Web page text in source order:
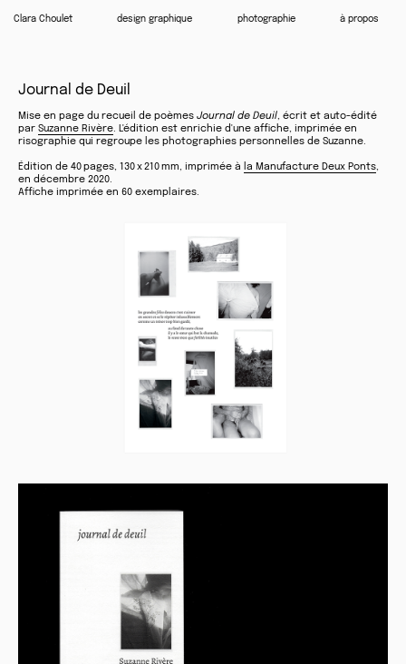
Clara Choulet design graphique photographie à propos
Journal de Deuil
Mise en page du recueil de poèmes Journal de Deuil, écrit et auto-édité
par Suzanne Rivère. L'édition est enrichie d'une affiche, imprimée en
risographie qui regroupe les photographies personnelles de Suzanne.
Édition de 40 pages, 130 x 210 mm, imprimée à la Manufacture Deux Ponts,
en décembre 2020.
Affiche imprimée en 60 exemplaires.